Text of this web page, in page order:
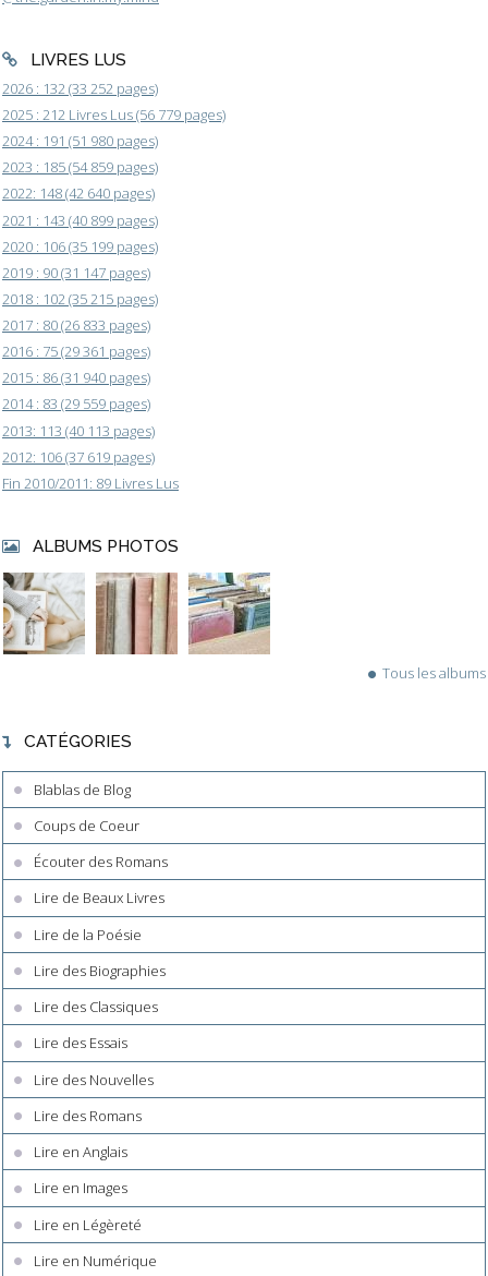
LIVRES LUS
2026 : 132 (33 252 pages)
2025 : 212 Livres Lus (56 779 pages)
2024 : 191 (51 980 pages)
2023 : 185 (54 859 pages)
2022: 148 (42 640 pages)
2021 : 143 (40 899 pages)
2020 : 106 (35 199 pages)
2019 : 90 (31 147 pages)
2018 : 102 (35 215 pages)
2017 : 80 (26 833 pages)
2016 : 75 (29 361 pages)
2015 : 86 (31 940 pages)
2014 : 83 (29 559 pages)
2013: 113 (40 113 pages)
2012: 106 (37 619 pages)
Fin 2010/2011: 89 Livres Lus
ALBUMS PHOTOS
Tous les albums
CATÉGORIES
Blablas de Blog
Coups de Coeur
Écouter des Romans
Lire de Beaux Livres
Lire de la Poésie
Lire des Biographies
Lire des Classiques
Lire des Essais
Lire des Nouvelles
Lire des Romans
Lire en Anglais
Lire en Images
Lire en Légèreté
Lire en Numérique